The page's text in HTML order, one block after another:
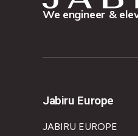
We engineer &
Jabiru Europe
JABIRU EUROPE